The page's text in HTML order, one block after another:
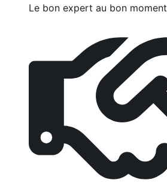
Le bon expert au bon moment